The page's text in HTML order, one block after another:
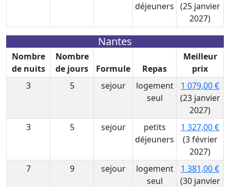
déjeuners (25 janvier
2027)
Nantes
Nombre
de nuits
Nombre
de jours
Formule Repas
Meilleur
prix
3
5 sejour
logement
seul
1 079,00 €
(23 janvier
2027)
3
5 sejour
petits
déjeuners
1 327,00 €
(3 février
2027)
7
9 sejour
logement
seul
1 381,00 €
(30 janvier